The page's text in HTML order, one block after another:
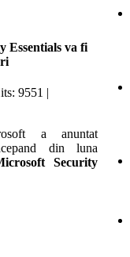
Essentials va fi
9551 |
a anuntat
din luna
Security